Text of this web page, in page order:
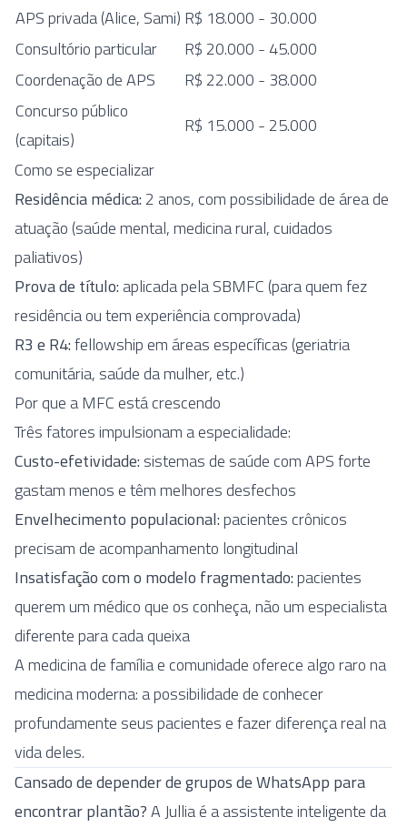
APS privada (Alice, Sami) R$ 18.000 - 30.000
Consultório particular
R$ 20.000 - 45.000
Coordenação de APS
R$ 22.000 - 38.000
Concurso público
(capitais)
R$ 15.000 - 25.000
Como se especializar
Residência médica:2 anos, com possibilidade de área de
atuação (saúde mental, medicina rural, cuidados
paliativos)
Prova de título: aplicada pela SBMFC (para quem fez
residência ou tem experiência comprovada)
R3 e R4:fellowship em áreas específicas (geriatria
comunitária, saúde da mulher, etc.)
Por que a MFC está crescendo
Três fatores impulsionam a especialidade:
Custo-efetividade: sistemas de saúde com APS forte
gastam menos e têm melhores desfechos
Envelhecimento populacional:pacientes crônicos
precisam de acompanhamento longitudinal
Insatisfação com o modelo fragmentado:pacientes
querem um médico que os conheça, não um especialista
diferente para cada queixa
A medicina de família e comunidade oferece algo raro na
medicina moderna: a possibilidade de conhecer
profundamente seus pacientes e fazer diferença real na
vida deles.
Cansado de depender de grupos de WhatsApp para
encontrar plantão?A Jullia é a assistente inteligente da